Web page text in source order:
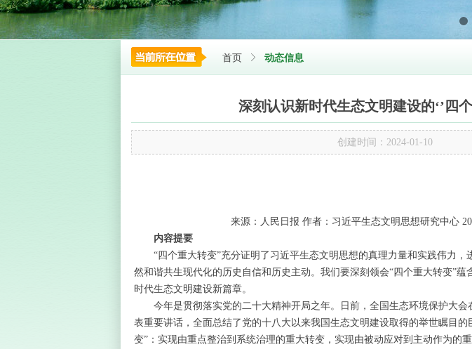
首页 ꁕ 动态信息
深刻认识新时代生态文明建设的‘’四
创建时间： 2024-01-10
来源：人民日报 作者：习近平生态文明思想研究中心
内容提要
“四个重大转变”充分证明了习近平生态文明思想的真理力量和实践伟力，
然和谐共生现代化的历史自信和历史主动。我们要深刻领会“四个重大转变”
时代生态文明建设新篇章。
今年是贯彻落实党的二十大精神开局之年。日前，全国生态环境保护大会
表重要讲话，全面总结了党的十八大以来我国生态文明建设取得的举世瞩目
变”：实现由重点整治到系统治理的重大转变，实现由被动应对到主动作为的